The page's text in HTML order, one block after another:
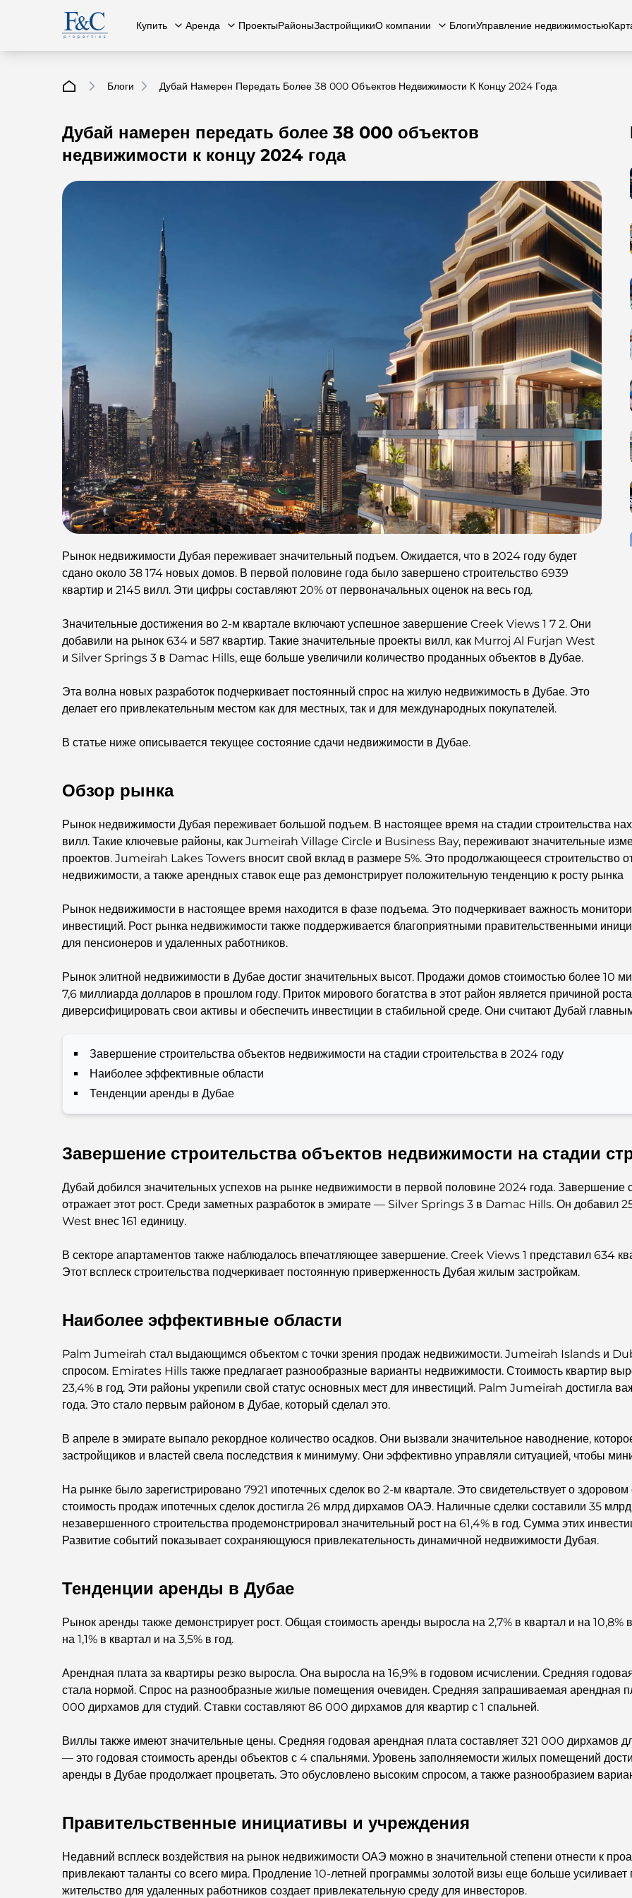
Купить
Вся недвижимость Квартиры Виллы
Аренда
Вся недвижимость Квартиры
ПроектыРайоныЗастройщикиО компании
О нас Свяжитесь с нами Карьера
БлогиУправление недвижимостью
Блоги Дубай Намерен Передать Более 38 000 Объектов Недвижимости К Концу 2024 Года
Дубай намерен передать более 38 000 объектов
недвижимости к концу 2024 года
Рынок недвижимости Дубая переживает значительный подъем. Ожидается, что в 2024 году будет
сдано около 38 174 новых домов. В первой половине года было завершено строительство 6939
квартир и 2145 вилл. Эти цифры составляют 20% от первоначальных оценок на весь год.
Значительные достижения во 2-м квартале включают успешное завершение Creek Views 1 7 2. Они
добавили на рынок 634 и 587 квартир. Такие значительные проекты вилл, как Murroj Al Furjan West
и Silver Springs 3 в Damac Hills, еще больше увеличили количество проданных объектов в Дубае.
Эта волна новых разработок подчеркивает постоянный спрос на жилую недвижимость в Дубае. Это
делает его привлекательным местом как для местных, так и для международных покупателей.
В статье ниже описывается текущее состояние сдачи недвижимости в Дубае.
Обзор рынка
Рынок недвижимости Дубая переживает большой подъем. В настоящее время на стадии строительства
вилл. Такие ключевые районы, как Jumeirah Village Circle и Business Bay, переживают значительные
проектов. Jumeirah Lakes Towers вносит свой вклад в размере 5%. Это продолжающееся строительство
недвижимости, а также арендных ставок еще раз демонстрирует положительную тенденцию к росту рынка
Рынок недвижимости в настоящее время находится в фазе подъема. Это подчеркивает важность
инвестиций. Рост рынка недвижимости также поддерживается благоприятными правительственными
для пенсионеров и удаленных работников.
Рынок элитной недвижимости в Дубае достиг значительных высот. Продажи домов стоимостью более 10
7,6 миллиарда долларов в прошлом году. Приток мирового богатства в этот район является причиной
диверсифицировать свои активы и обеспечить инвестиции в стабильной среде. Они считают Дубай
Завершение строительства объектов недвижимости на стадии строительства в 2024 году
Наиболее эффективные области
Тенденции аренды в Дубае
Завершение строительства объектов недвижимости на стадии
Дубай добился значительных успехов на рынке недвижимости в первой половине 2024 года. Завершение
отражает этот рост. Среди заметных разработок в эмирате — Silver Springs 3 в Damac Hills. Он добавил
West внес 161 единицу.
В секторе апартаментов также наблюдалось впечатляющее завершение. Creek Views 1 представил 634
Этот всплеск строительства подчеркивает постоянную приверженность Дубая жилым застройкам.
Наиболее эффективные области
Palm Jumeirah стал выдающимся объектом с точки зрения продаж недвижимости. Jumeirah Islands и
спросом. Emirates Hills также предлагает разнообразные варианты недвижимости. Стоимость квартир
23,4% в год. Эти районы укрепили свой статус основных мест для инвестиций. Palm Jumeirah достигла
года. Это стало первым районом в Дубае, который сделал это.
В апреле в эмирате выпало рекордное количество осадков. Они вызвали значительное наводнение,
застройщиков и властей свела последствия к минимуму. Они эффективно управляли ситуацией, чтобы
На рынке было зарегистрировано 7921 ипотечных сделок во 2-м квартале. Это свидетельствует о
стоимость продаж ипотечных сделок достигла 26 млрд дирхамов ОАЭ. Наличные сделки составили 35
незавершенного строительства продемонстрировал значительный рост на 61,4% в год. Сумма этих
Развитие событий показывает сохраняющуюся привлекательность динамичной недвижимости Дубая.
Тенденции аренды в Дубае
Рынок аренды также демонстрирует рост. Общая стоимость аренды выросла на 2,7% в квартал и на 10,8%
на 1,1% в квартал и на 3,5% в год.
Арендная плата за квартиры резко выросла. Она выросла на 16,9% в годовом исчислении. Средняя
стала нормой. Спрос на разнообразные жилые помещения очевиден. Средняя запрашиваемая арендная
000 дирхамов для студий. Ставки составляют 86 000 дирхамов для квартир с 1 спальней.
Виллы также имеют значительные цены. Средняя годовая арендная плата составляет 321 000 дирхамов
— это годовая стоимость аренды объектов с 4 спальнями. Уровень заполняемости жилых помещений
аренды в Дубае продолжает процветать. Это обусловлено высоким спросом, а также разнообразием
Правительственные инициативы и учреждения
Недавний всплеск воздействия на рынок недвижимости ОАЭ можно в значительной степени отнести к
привлекают таланты со всего мира. Продление 10-летней программы золотой визы еще больше
жительство для удаленных работников создает привлекательную среду для инвесторов.